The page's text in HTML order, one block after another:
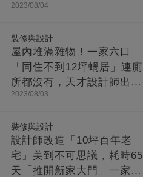
2023/08/04
裝修與設計
屋內堆滿雜物！一家六口
「同住不到12坪蝸居」連廁
所都沒有，天才設計師出馬
「打造功能齊全迷你房」成
2023/08/03
裝修與設計
設計師改造「10坪百年老
宅」美到不可思議，耗時65
天「推開新家大門」一家8